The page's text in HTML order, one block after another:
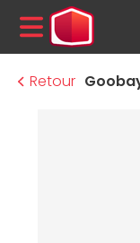
MENU
Retour